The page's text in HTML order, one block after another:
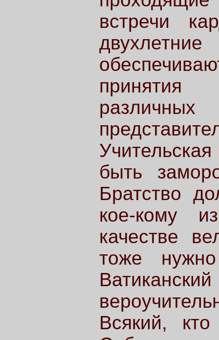
встречи
различных
быть
Братство
кое-кому
качестве
тоже
Всякий,